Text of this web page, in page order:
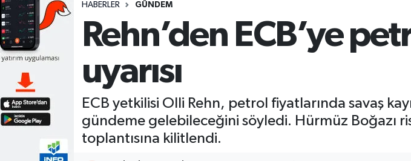
HABERLER GÜNDEM
Rehn’den ECB’ye
uyarısı
ECB yetkilisi Olli Rehn, petrol fiyatlarında savaş
gündeme gelebileceğini söyledi. Hürmüz Boğazı
toplantısına kilitlendi.